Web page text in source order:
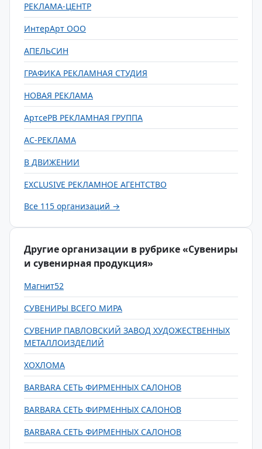
РЕКЛАМА-ЦЕНТР
ИнтерАрт ООО
АПЕЛЬСИН
ГРАФИКА РЕКЛАМНАЯ СТУДИЯ
НОВАЯ РЕКЛАМА
АртсеРВ РЕКЛАМНАЯ ГРУППА
АС-РЕКЛАМА
В ДВИЖЕНИИ
EXCLUSIVE РЕКЛАМНОЕ АГЕНТСТВО
Все 115 организаций →
Другие организации в рубрике «Сувениры
и сувенирная продукция»
Магнит52
СУВЕНИРЫ ВСЕГО МИРА
СУВЕНИР ПАВЛОВСКИЙ ЗАВОД ХУДОЖЕСТВЕННЫХ
МЕТАЛЛОИЗДЕЛИЙ
ХОХЛОМА
BARBARA СЕТЬ ФИРМЕННЫХ САЛОНОВ
BARBARA СЕТЬ ФИРМЕННЫХ САЛОНОВ
BARBARA СЕТЬ ФИРМЕННЫХ САЛОНОВ